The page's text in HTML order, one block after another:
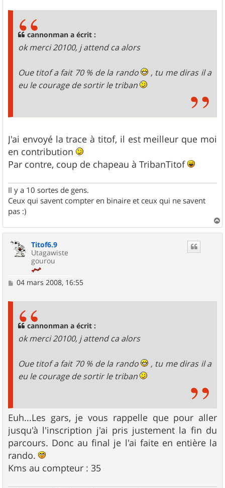
cannonman a écrit :
ok merci 20100, j attend ca alors
Oue titof a fait 70 % de la rando
, tu me diras il a
eu le courage de sortir le triban
J'ai envoyé la trace à titof, il est meilleur que moi
en contribution
Par contre, coup de chapeau à TribanTitof
Il y a 10 sortes de gens.
Ceux qui savent compter en binaire et ceux qui ne savent
pas :)
a
Titof6.9
Utagawiste
gourou
M
04 mars 2008, 16:55
cannonman a écrit :
ok merci 20100, j attend ca alors
Oue titof a fait 70 % de la rando
, tu me diras il a
eu le courage de sortir le triban
Euh...Les gars, je vous rappelle que pour aller
jusqu'à l'inscription j'ai pris justement la fin du
parcours. Donc au final je l'ai faite en entière la
rando.
Kms au compteur : 35